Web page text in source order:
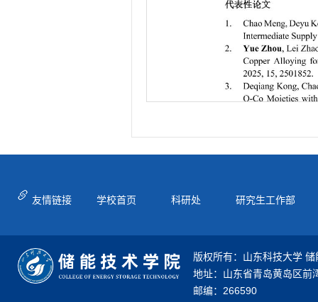
友情链接 学校首页 科研处 研究生工作部
版权所有：山东科技大学
地址：山东省青岛黄岛区前
邮编：266590